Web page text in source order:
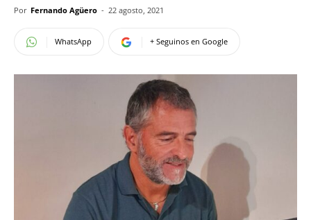
Por Fernando Agüero - 22 agosto, 2021
WhatsApp + Seguinos en Google